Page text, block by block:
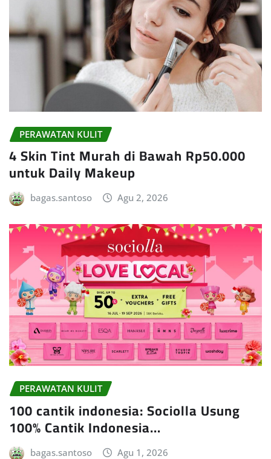
PERAWATAN KULIT
4 Skin Tint Murah di Bawah Rp50.000
untuk Daily Makeup
bagas.santoso Agu 2, 2026
PERAWATAN KULIT
100 cantik indonesia: Sociolla Usung
100% Cantik Indonesia…
bagas.santoso Agu 1, 2026